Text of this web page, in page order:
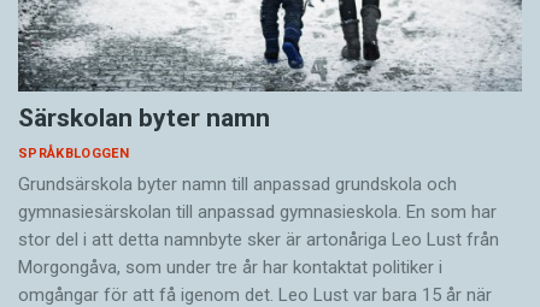
Särskolan byter namn
SPRÅKBLOGGEN
Grundsärskola byter namn till anpassad grundskola och
gymnasiesärskolan till anpassad gymnasieskola. En som har
stor del i att detta namnbyte sker är artonåriga Leo Lust från
Morgongåva, som under tre år har kontaktat politiker i
omgångar för att få igenom det. Leo Lust var bara 15 år när